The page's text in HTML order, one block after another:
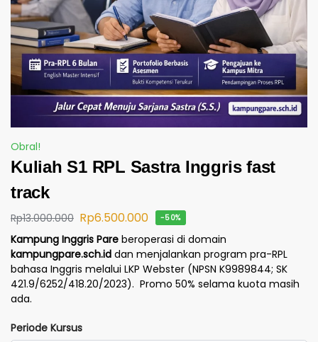
Obral!
Kuliah S1 RPL Sastra Inggris fast
track
Rp13.000.000 Rp6.500.000 -50%
Kampung Inggris Pare beroperasi di domain
kampungpare.sch.id dan menjalankan program pra-RPL
bahasa Inggris melalui LKP Webster (NPSN K9989844; SK
421.9/6252/418.20/2023). Promo 50% selama kuota masih
ada.
Periode Kursus